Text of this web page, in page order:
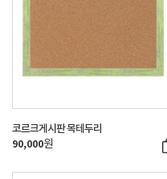
코르크게시판 목테두리
90,000원